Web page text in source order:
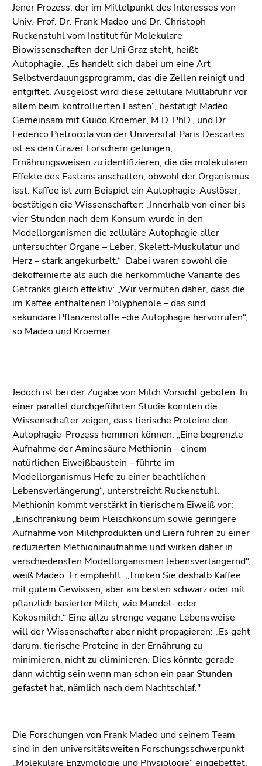
Jener Prozess, der im Mittelpunkt des Interesses von
Univ.-Prof. Dr. Frank Madeo und Dr. Christoph
Ruckenstuhl vom Institut für Molekulare
Biowissenschaften der Uni Graz steht, heißt
Autophagie. „Es handelt sich dabei um eine Art
Selbstverdauungsprogramm, das die Zellen reinigt und
entgiftet. Ausgelöst wird diese zelluläre Müllabfuhr vor
allem beim kontrollierten Fasten“, bestätigt Madeo.
Gemeinsam mit Guido Kroemer, M.D. PhD., und Dr.
Federico Pietrocola von der Universität Paris Descartes
ist es den Grazer Forschern gelungen,
Ernährungsweisen zu identifizieren, die die molekularen
Effekte des Fastens anschalten, obwohl der Organismus
isst. Kaffee ist zum Beispiel ein Autophagie-Auslöser,
bestätigen die Wissenschafter: „Innerhalb von einer bis
vier Stunden nach dem Konsum wurde in den
Modellorganismen die zelluläre Autophagie aller
untersuchter Organe – Leber, Skelett-Muskulatur und
Herz – stark angekurbelt.“ Dabei waren sowohl die
dekoffeinierte als auch die herkömmliche Variante des
Getränks gleich effektiv: „Wir vermuten daher, dass die
im Kaffee enthaltenen Polyphenole – das sind
sekundäre Pflanzenstoffe –die Autophagie hervorrufen“,
so Madeo und Kroemer.
Jedoch ist bei der Zugabe von Milch Vorsicht geboten: In
einer parallel durchgeführten Studie konnten die
Wissenschafter zeigen, dass tierische Proteine den
Autophagie-Prozess hemmen können. „Eine begrenzte
Aufnahme der Aminosäure Methionin – einem
natürlichen Eiweißbaustein – führte im
Modellorganismus Hefe zu einer beachtlichen
Lebensverlängerung“, unterstreicht Ruckenstuhl.
Methionin kommt verstärkt in tierischem Eiweiß vor:
„Einschränkung beim Fleischkonsum sowie geringere
Aufnahme von Milchprodukten und Eiern führen zu einer
reduzierten Methioninaufnahme und wirken daher in
verschiedensten Modellorganismen lebensverlängernd“,
weiß Madeo. Er empfiehlt: „Trinken Sie deshalb Kaffee
mit gutem Gewissen, aber am besten schwarz oder mit
pflanzlich basierter Milch, wie Mandel- oder
Kokosmilch.“ Eine allzu strenge vegane Lebensweise
will der Wissenschafter aber nicht propagieren: „Es geht
darum, tierische Proteine in der Ernährung zu
minimieren, nicht zu eliminieren. Dies könnte gerade
dann wichtig sein wenn man schon ein paar Stunden
gefastet hat, nämlich nach dem Nachtschlaf."
Die Forschungen von Frank Madeo und seinem Team
sind in den universitätsweiten Forschungsschwerpunkt
„Molekulare Enzymologie und Physiologie“ eingebettet.